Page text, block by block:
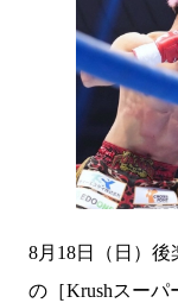
8月 18日（日）後
の［Krushスーパ